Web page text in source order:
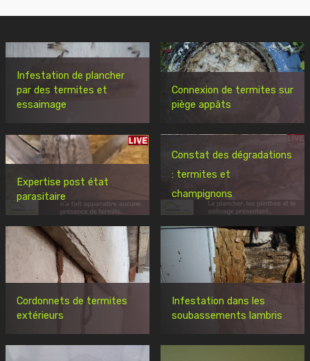
Infestation de plancher
par des termites et
essaimage
Connexion de termites sur
piège appâts
Expertise post état
parasitaire
Constat des dégradations
: termites et
champignons
Cordonnets de termites
extérieurs
Infestation dans les
soubassements lambris